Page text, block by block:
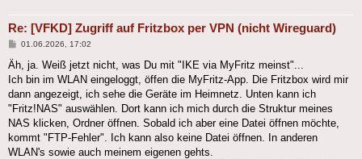
Re: [VFKD] Zugriff auf Fritzbox per VPN (nicht Wireguard)
Beitrag
01.06.2026, 17:02
Äh, ja. Weiß jetzt nicht, was Du mit "IKE via MyFritz meinst"...
Ich bin im WLAN eingeloggt, öffen die MyFritz-App. Die Fritzbox wird mir
dann angezeigt, ich sehe die Geräte im Heimnetz. Unten kann ich
"Fritz!NAS" auswählen. Dort kann ich mich durch die Struktur meines
NAS klicken, Ordner öffnen. Sobald ich aber eine Datei öffnen möchte,
kommt "FTP-Fehler". Ich kann also keine Datei öffnen. In anderen
WLAN's sowie auch meinem eigenen gehts.